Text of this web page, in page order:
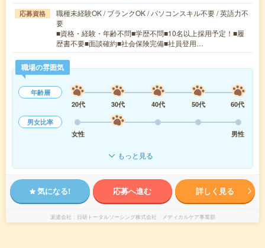
応募資格
職種未経験OK / ブランクOK / パソコンスキル不要 / 英語力不
要
■資格・経験・年齢不問■学歴不問■10名以上採用予定！■履
歴書不要■面談確約■社会保険完備■社員登用…
職場の雰囲気
年齢層
20代
30代 40代 50代
60代
男女比率
女性
男性
もっと見る
気になる! 応募へ進む 詳しく見る
派遣会社 日研トータルソーシング株式会社 メディカルケア事業部